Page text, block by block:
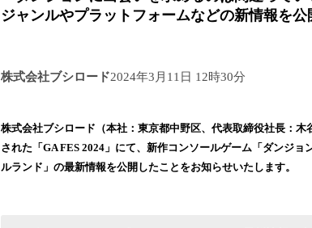
ジャンルやプラットフォームなどの新情報を公
株式会社ブシロード2024年3月11日 12時30分
株式会社ブシロード（本社：東京都中野区、代表取締役社長：
された「GA FES 2024」にて、新作コンソールゲーム「ダンジ
ルランド」の最新情報を公開したことをお知らせいたします。